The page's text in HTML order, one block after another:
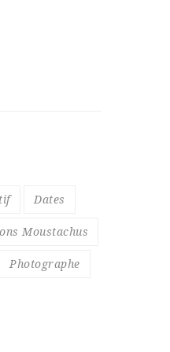
Dates
Moustachus
Photographe